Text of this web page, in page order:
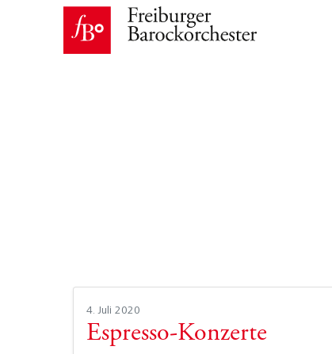
4. Juli 2020
Espresso-Konzerte